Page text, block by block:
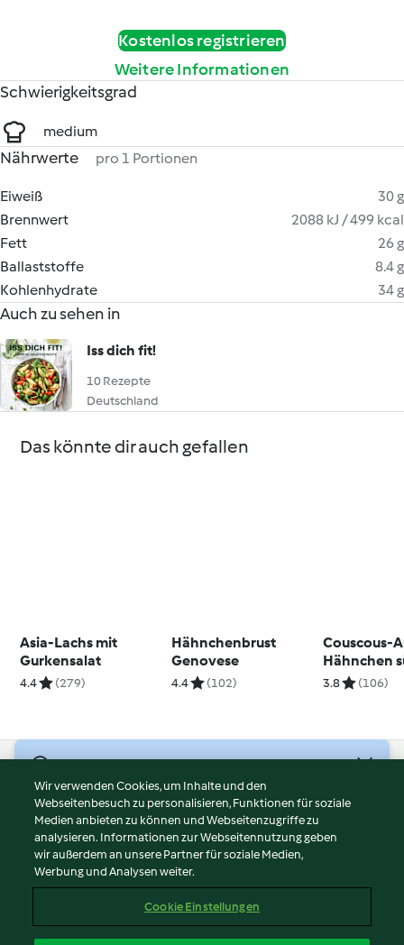
Kostenlos registrieren
Weitere Informationen
Schwierigkeitsgrad
medium
Nährwerte pro 1 Portionen
Eiweiß
30 g
Brennwert
2088 kJ / 499 kcal
Fett
26 g
Ballaststoffe
8.4 g
Kohlenhydrate
34 g
Auch zu sehen in
Iss dich fit!
10 Rezepte
Deutschland
Das könnte dir auch gefallen
Asia-Lachs mit
Gurkensalat
4.4 (279)
Hähnchenbrust
Genovese
4.4 (102)
Couscous-
Hähnchen
3.8 (106)
Nutzungsbedingungen
Datenschutzrichtlinien
Disclaimer
Impressum
Bericht Inhalt
Wir verwenden Cookies, um Inhalte und den
Webseitenbesuch zu personalisieren, Funktionen für soziale
Medien anbieten zu können und Webseitenzugriffe zu
analysieren. Informationen zur Webseitennutzung geben
wir außerdem an unsere Partner für soziale Medien,
Werbung und Analysen weiter.
Cookie Einstellungen